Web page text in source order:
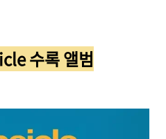
수록 앨범